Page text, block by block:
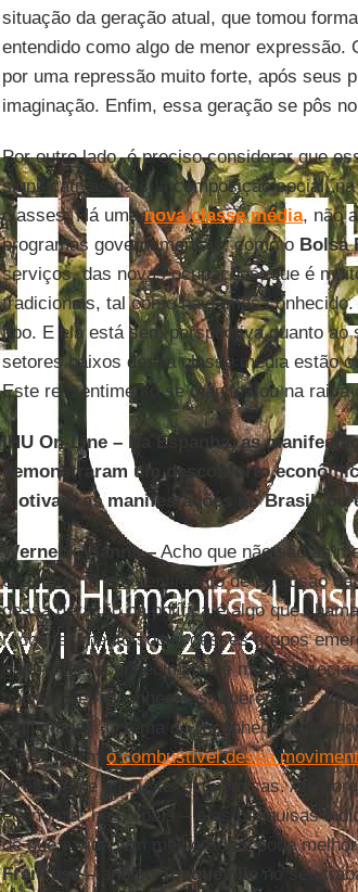
situação da geração atual, que tomou
entendido como algo de menor
por uma repressão muito forte, após seus
imaginação. Enfim, essa geração se pôs
Por outro lado, é preciso considerar que
significativas na sua composição social,
classes. Há umanova classe média, não
programas governamentais, como o Bolsa
serviços, das novas ocupações, que é
tradicionais, tal como havíamos
tipo. E ela está sem perspectiva quanto
setores baixos dessa classe média estão
Este ressentimento se manifestou na
IHU On-Line – Na Espanha, as
demonstraram um desconforto
motivam as manifestações no Brasil, ou
Werneck Vianna –Acho que não são as
e cultural. É um sentimento de exclusão
dessa geração na política é algo que
reconhecimento social desses grupos
o tema do reconhecimento é muito
querem ser reconhecidas, querem que
legitimadas. O tema do reconhecimento,
outro, foram o combustível dessa
diretamente a causas econômicas. Até
economia, há no país – e as pesquisas
de que a vida tem melhorado e pode
Francesa –anotouTocqueville no seu